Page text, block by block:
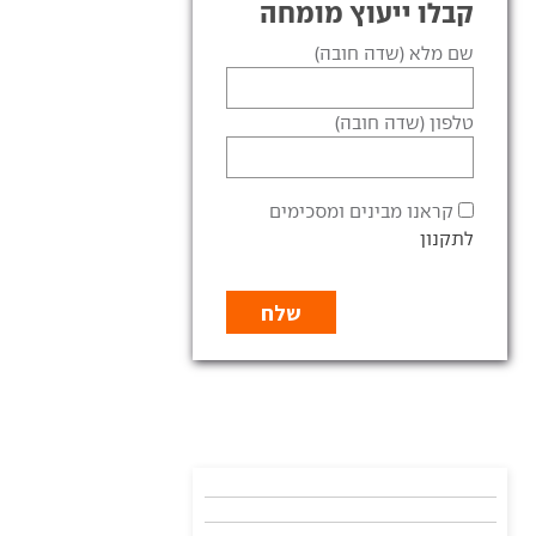
קבלו ייעוץ מומחה
שם מלא (שדה חובה)
טלפון (שדה חובה)
קראנו מבינים ומסכימים
לתקנון